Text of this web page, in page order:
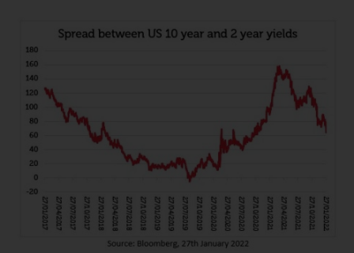
vollständige Liste der Risiken und
Produkte und Dienstleistungen
Diese Website beschreibt die
Fähigkeiten von Redwheel und
dient nur zu
Informationszwecken. Keines der